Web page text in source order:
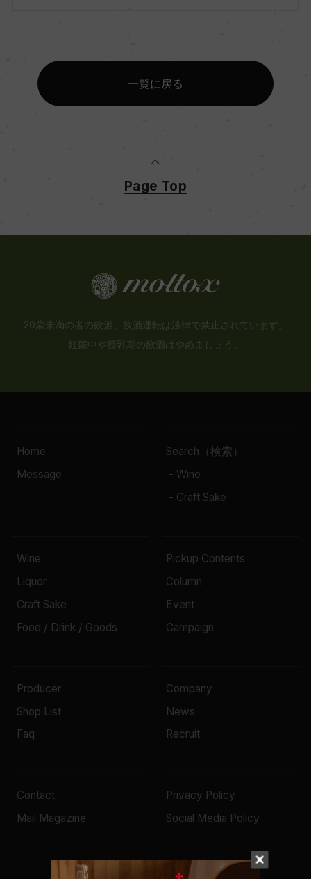
一覧に戻る
Page Top
20歳未満の者の飲酒、飲酒運転は法律で禁止されています。
妊娠中や授乳期の飲酒はやめましょう。
Home
Message
Search（検索）
- Wine
- Craft Sake
Wine
Liquor
Craft Sake
Food / Drink / Goods
Pickup Contents
Column
Event
Campaign
Producer
Shop List
Faq
Company
News
Recruit
Contact
Mail Magazine
Privacy Policy
Social Media Policy